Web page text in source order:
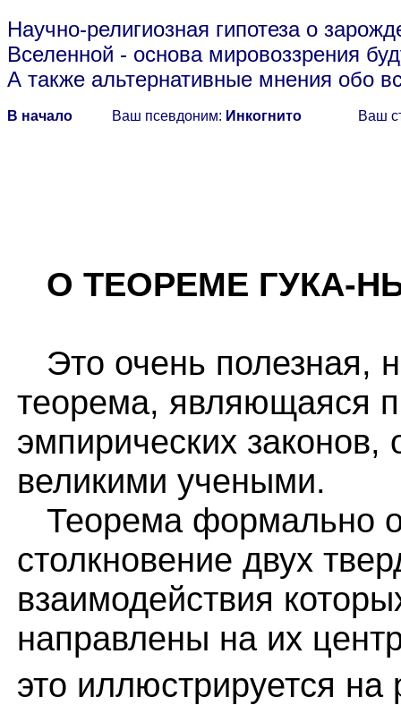
Научно-религиозная гипотеза о
Вселенной - основа мировоззрения
А также альтернативные мнения обо
В начало Ваш псевдоним: Инкогнито Ваш
О ТЕОРЕМЕ ГУКА-
Это очень полезная,
теорема, являющаяся
эмпирических
великими учеными.
Теорема формально
столкновение двух
взаимодействия
направлены на их
это иллюстрируется на